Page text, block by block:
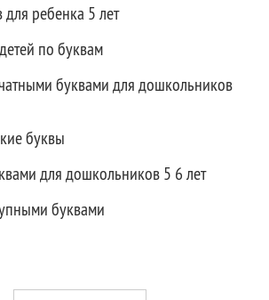
ребенка 5 лет
по буквам
буквами для дошкольников
буквы
для дошкольников 5 6 лет
буквами